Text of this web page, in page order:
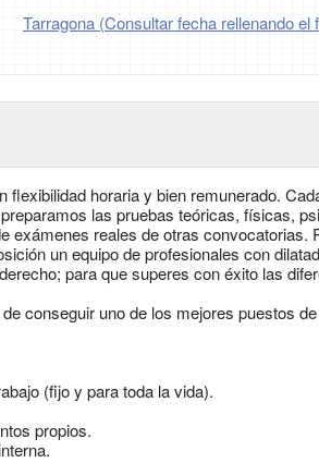
Tarragona (Consultar fecha rellenando el
flexibilidad horaria y bien remunerado.
las pruebas teóricas, físicas,
exámenes reales de otras convocatorias.
un equipo de profesionales con
para que superes con éxito las
conseguir uno de los mejores puestos
(fijo y para toda la vida).
propios.